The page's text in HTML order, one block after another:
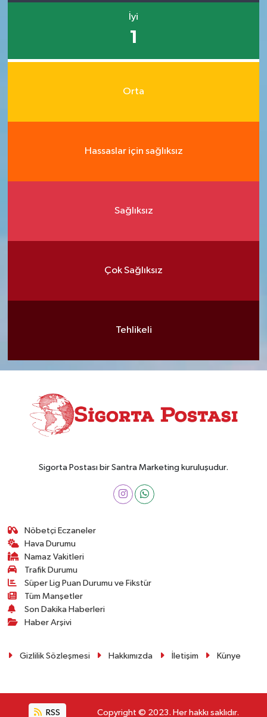
İyi
1
Orta
Hassaslar için sağlıksız
Sağlıksız
Çok Sağlıksız
Tehlikeli
Sigorta Postası bir Santra Marketing kuruluşudur.
Nöbetçi Eczaneler
Hava Durumu
Namaz Vakitleri
Trafik Durumu
Süper Lig Puan Durumu ve Fikstür
Tüm Manşetler
Son Dakika Haberleri
Haber Arşivi
Gizlilik Sözleşmesi Hakkımızda İletişim Künye
RSS Copyright © 2023. Her hakkı saklıdır.